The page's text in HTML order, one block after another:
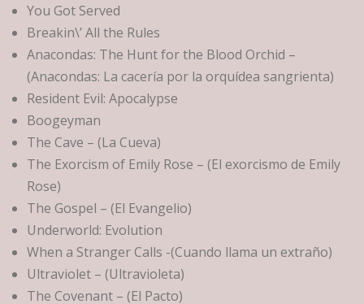
You Got Served
Breakin\’ All the Rules
Anacondas: The Hunt for the Blood Orchid –
(Anacondas: La cacería por la orquídea sangrienta)
Resident Evil: Apocalypse
Boogeyman
The Cave – (La Cueva)
The Exorcism of Emily Rose – (El exorcismo de Emily
Rose)
The Gospel – (El Evangelio)
Underworld: Evolution
When a Stranger Calls -(Cuando llama un extraño)
Ultraviolet – (Ultravioleta)
The Covenant – (El Pacto)